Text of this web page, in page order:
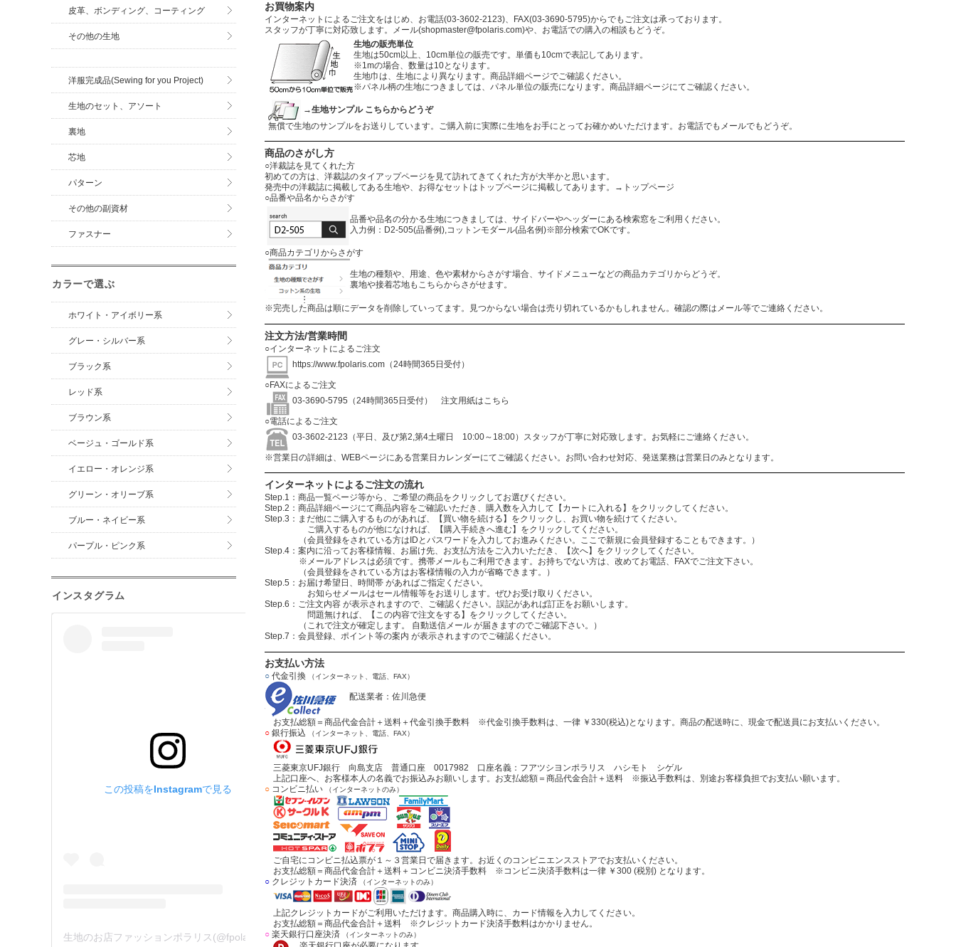
お買物案内
インターネットによるご注文をはじめ、お電話(03-3602-2123)、FAX(03-3690-5795)からでもご注文は承っております。
スタッフが丁寧に対応致します。メール(shopmaster@fpolaris.com)や、お電話での購入の相談もどうぞ。
生地の販売単位
生地は50cm以上、10cm単位の販売です。単価も10cmで表記してあります。
※1mの場合、数量は10となります。
生地巾は、生地により異なります。商品詳細ページでご確認ください。
※パネル柄の生地につきましては、パネル単位の販売になります。商品詳細ページにてご確認ください。
→生地サンプル こちらからどうぞ
無償で生地のサンプルをお送りしています。ご購入前に実際に生地をお手にとってお確かめいただけます。お電話でもメールでもどうぞ。
商品のさがし方
○洋裁誌を見てくれた方
初めての方は、洋裁誌のタイアップページを見て訪れてきてくれた方が大半かと思います。
発売中の洋裁誌に掲載してある生地や、お得なセットはトップページに掲載してあります。
→トップページ
○品番や品名からさがす
品番や品名の分かる生地につきましては、サイドバーやヘッダーにある検索窓をご利用ください。
入力例：D2-505(品番例),コットンモダール(品名例)※部分検索でOKです。
○商品カテゴリからさがす
生地の種類や、用途、色や素材からさがす場合、サイドメニューなどの商品カテゴリからどうぞ。
裏地や接着芯地もこちらからさがせます。
※完売した商品は順にデータを削除していってます。見つからない場合は売り切れているかもしれません。確認の際はメール等でご連絡ください。
注文方法/営業時間
○インターネットによるご注文
https://www.fpolaris.com （24時間365日受付）
○FAXによるご注文
03-3690-5795（24時間365日受付）
注文用紙はこちら
○電話によるご注文
03-3602-2123（平日、及び第2,第4土曜日 10:00～18:00）スタッフが丁寧に対応致します。お気軽にご連絡ください。
※営業日の詳細は、WEBページにある営業日カレンダーにてご確認ください。お問い合わせ対応、発送業務は営業日のみとなります。
インターネットによるご注文の流れ
Step.1：商品一覧ページ等から、ご希望の商品をクリックしてお選びください。
Step.2：商品詳細ページにて商品内容をご確認いただき、購入数を入力して【カートに入れる】をクリックしてください。
Step.3：まだ他にご購入するものがあれば、【買い物を続ける】をクリックし、お買い物を続けてください。
ご購入するものが他になければ、【購入手続きへ進む】をクリックしてください。
（会員登録をされている方はIDとパスワードを入力してお進みください。ここで新規に会員登録することもできます。）
Step.4：案内に沿ってお客様情報、お届け先、お支払方法をご入力いただき、【次へ】をクリックしてください。
※メールアドレスは必須です。携帯メールもご利用できます。お持ちでない方は、改めてお電話、FAXでご注文下さい。
（会員登録をされている方はお客様情報の入力が省略できます。）
Step.5：お届け希望日、時間帯 があればご指定ください。
お知らせメールはセール情報等をお送りします。ぜひお受け取りください。
Step.6：ご注文内容 が表示されますので、ご確認ください。誤記があれば訂正をお願いします。
問題無ければ、【この内容で注文をする】をクリックしてください。
（これで注文が確定します。 自動送信メール が届きますのでご確認下さい。）
Step.7：会員登録、ポイント等の案内 が表示されますのでご確認ください。
お支払い方法
○ 代金引換 （インターネット、電話、FAX）
配送業者：佐川急便
お支払総額＝商品代金合計＋送料＋代金引換手数料 ※代金引換手数料は、一律 ￥330(税込)となります。商品の配送時に、現金で配送員にお支払いください。
○ 銀行振込 （インターネット、電話、FAX）
三菱東京UFJ銀行 向島支店 普通口座 0017982 口座名義：フアツシヨンポラリス ハシモト シゲル
上記口座へ、お客様本人の名義でお振込みお願いします。お支払総額＝商品代金合計＋送料 ※振込手数料は、別途お客様負担でお支払い願います。
○ コンビニ払い （インターネットのみ）
ご自宅にコンビニ払込票が１～３営業日で届きます。お近くのコンビニエンスストアでお支払いください。
お支払総額＝商品代金合計＋送料＋コンビニ決済手数料 ※コンビニ決済手数料は一律 ￥300 (税別) となります。
○ クレジットカード決済 （インターネットのみ）
上記クレジットカードがご利用いただけます。商品購入時に、カード情報を入力してください。
お支払総額＝商品代金合計＋送料 ※クレジットカード決済手数料はかかりません。
○ 楽天銀行口座決済 （インターネットのみ）
皮革、ボンディング、コーティング
その他の生地
洋服完成品(Sewing for you Project)
生地のセット、アソート
裏地
芯地
パターン
その他の副資材
ファスナー
カラーで選ぶ
ホワイト・アイボリー系
グレー・シルバー系
ブラック系
レッド系
ブラウン系
ベージュ・ゴールド系
イエロー・オレンジ系
グリーン・オリーブ系
ブルー・ネイビー系
パープル・ピンク系
インスタグラム
この投稿をInstagramで見る
生地のお店ファッションポラリス(@fpolaris_textile)がシェアした投稿